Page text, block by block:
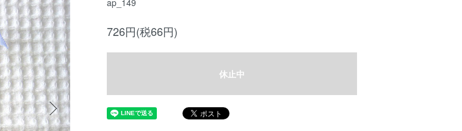
ap_149
726円(税66円)
休止中